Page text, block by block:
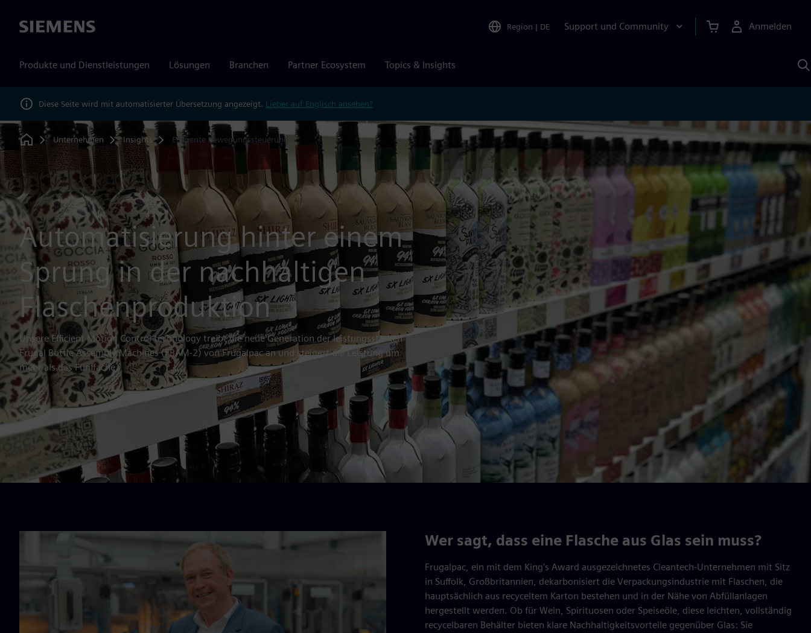
Siemens Region | DE Support und Community Anmelden
Produkte und Dienstleistungen Lösungen Branchen Partner Ecosystem Topics & Insights
KI
Diese Seite wird mit automatisierter Übersetzung angezeigt. Lieber auf Englisch ansehen?
Home
Unternehmen Insights Effiziente Bewegungssteuerung
Automatisierung hinter einem
Sprung in der nachhaltigen
Flaschenproduktion
Unsere Efficient Motion Control technology treibt die neue Generation der leistungsstarken
Frugal Bottle Assembly Machines (FBAM-2) von Frugalpac an und steigert die Leistung um
mehr als das Fünffache.
Wer sagt, dass eine Flasche aus Glas sein muss?
Frugalpac, ein mit dem King's Award ausgezeichnetes Cleantech-Unternehmen mit Sitz
in Suffolk, Großbritannien, dekarbonisiert die Verpackungsindustrie mit Flaschen, die
hauptsächlich aus recyceltem Karton bestehen und in der Nähe von Abfüllanlagen
hergestellt werden. Ob für Wein, Spirituosen oder Speiseöle, diese leichten, vollständig
recycelbaren Behälter bieten klare Nachhaltigkeitsvorteile gegenüber Glas: Sie